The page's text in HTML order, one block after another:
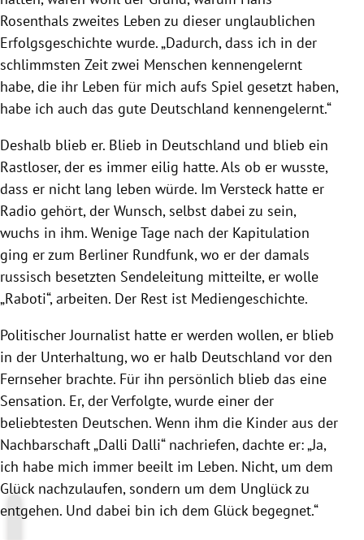
Rosenthals zweites Leben zu dieser unglaublichen
Erfolgsgeschichte wurde. „Dadurch, dass ich in der
schlimmsten Zeit zwei Menschen kennengelernt
habe, die ihr Leben für mich aufs Spiel gesetzt haben,
habe ich auch das gute Deutschland kennengelernt.“
Deshalb blieb er. Blieb in Deutschland und blieb ein
Rastloser, der es immer eilig hatte. Als ob er wusste,
dass er nicht lang leben würde. Im Versteck hatte er
Radio gehört, der Wunsch, selbst dabei zu sein,
wuchs in ihm. Wenige Tage nach der Kapitulation
ging er zum Berliner Rundfunk, wo er der damals
russisch besetzten Sendeleitung mitteilte, er wolle
„Raboti“, arbeiten. Der Rest ist Mediengeschichte.
Politischer Journalist hatte er werden wollen, er blieb
in der Unterhaltung, wo er halb Deutschland vor den
Fernseher brachte. Für ihn persönlich blieb das eine
Sensation. Er, der Verfolgte, wurde einer der
beliebtesten Deutschen. Wenn ihm die Kinder aus der
Nachbarschaft „Dalli Dalli“ nachriefen, dachte er: „Ja,
ich habe mich immer beeilt im Leben. Nicht, um dem
Glück nachzulaufen, sondern um dem Unglück zu
entgehen. Und dabei bin ich dem Glück begegnet.“